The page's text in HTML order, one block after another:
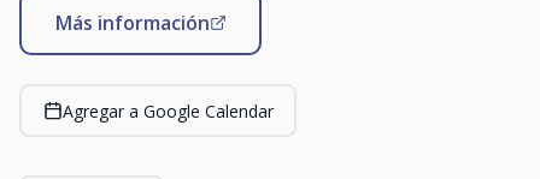
Más información
Agregar a Google Calendar